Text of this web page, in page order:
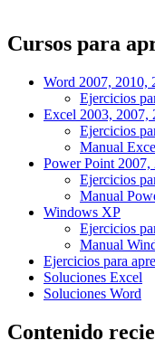
Cursos para
Word 2007, 2010,
Ejercicios
Excel 2003, 2007,
Ejercicios
Manual
Power Point
Ejercicios
Manual
Windows XP
Ejercicios
Manual
Ejercicios para
Soluciones Excel
Soluciones Word
Contenido